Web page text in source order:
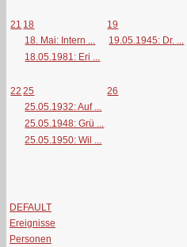
21 18
18. Mai: Intern ...
18.05.1981: Eri ...
19
19.05.1945: Dr. ...
22 25
25.05.1932: Auf ...
25.05.1948: Grü ...
25.05.1950: Wil ...
26
DEFAULT
Ereignisse
Personen